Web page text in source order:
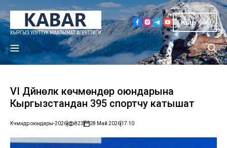
Кыр
VI Дүйнөлүк көчмөндөр оюндарына
Кыргызстандан 395 спортчу катышат
Көчмөндөр оюндары-2026 823 28 Май 202617:10